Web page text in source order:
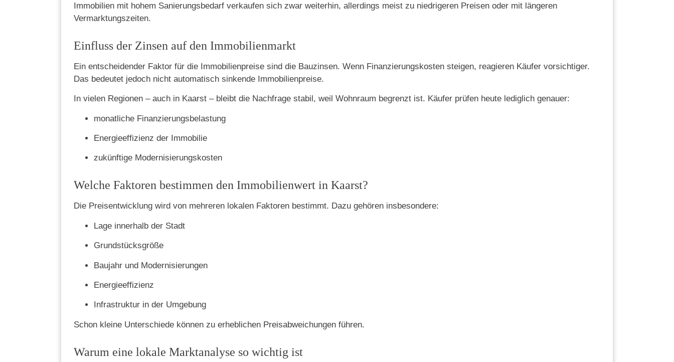
Immobilien mit hohem Sanierungsbedarf verkaufen sich zwar weiterhin, allerdings meist zu niedrigeren Preisen oder mit längeren
Vermarktungszeiten.
Einfluss der Zinsen auf den Immobilienmarkt
Ein entscheidender Faktor für die Immobilienpreise sind die Bauzinsen. Wenn Finanzierungskosten steigen, reagieren Käufer vorsichtiger.
Das bedeutet jedoch nicht automatisch sinkende Immobilienpreise.
In vielen Regionen – auch in Kaarst – bleibt die Nachfrage stabil, weil Wohnraum begrenzt ist. Käufer prüfen heute lediglich genauer:
monatliche Finanzierungsbelastung
Energieeffizienz der Immobilie
zukünftige Modernisierungskosten
Welche Faktoren bestimmen den Immobilienwert in Kaarst?
Die Preisentwicklung wird von mehreren lokalen Faktoren bestimmt. Dazu gehören insbesondere:
Lage innerhalb der Stadt
Grundstücksgröße
Baujahr und Modernisierungen
Energieeffizienz
Infrastruktur in der Umgebung
Schon kleine Unterschiede können zu erheblichen Preisabweichungen führen.
Warum eine lokale Marktanalyse so wichtig ist